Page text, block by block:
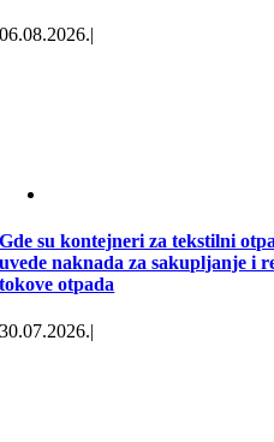
06.08.2026.|
Gde su kontejneri za tekstilni
uvede naknada za sakupljanje i
tokove otpada
30.07.2026.|